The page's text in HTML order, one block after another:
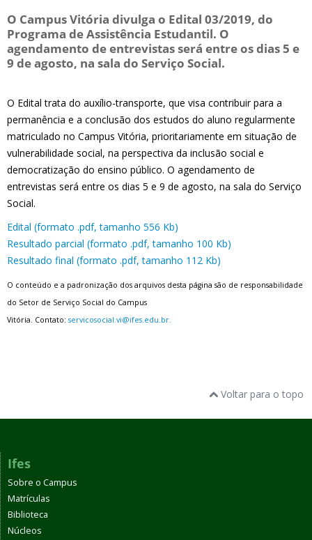
O Campus Vitória divulga o Edital 03/2019, do
Programa de Assistência Estudantil. O
agendamento de entrevistas será entre os dias 5 e
9 de agosto, na sala do Serviço Social.
O Edital trata do auxílio-transporte, que visa contribuir para a
permanência e a conclusão dos estudos do aluno regularmente
matriculado no Campus Vitória, prioritariamente em situação de
vulnerabilidade social, na perspectiva da inclusão social e
democratização do ensino público. O agendamento de
entrevistas será entre os dias 5 e 9 de agosto, na sala do Serviço
Social.
Edital (formato .pdf, tamanho 556 Kb)
Resultado parcial (formato .pdf, tamanho 100 Kb)
Resultado final (formato .pdf, tamanho 112 Kb)
O conteúdo e a padronização dos arquivos desta página são de responsabilidade
do Setor de Serviço Social do Campus
Vitória. Contato: servicosocial.vi@ifes.edu.br.
Voltar para o topo
Ifes
Sobre o Campus
Matrículas
Biblioteca
Núcleos